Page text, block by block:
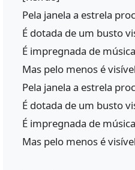
Pela janela a estrela
É dotada de um busto
É impregnada de
Mas pelo menos é
Pela janela a estrela
É dotada de um busto
É impregnada de
Mas pelo menos é